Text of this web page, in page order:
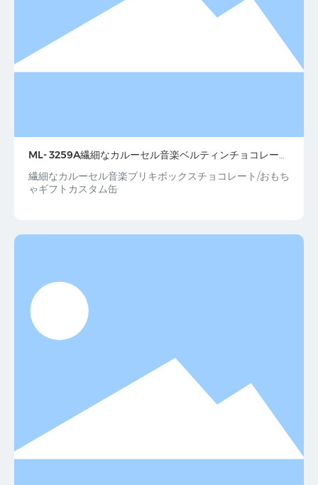
ML- 3259A繊細なカルーセル音楽ベルティンチョコレート
おもちゃギフトカスタム缶
繊細なカルーセル音楽ブリキボックスチョコレート/おもち
ゃギフトカスタム缶